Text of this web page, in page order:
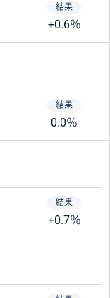
+0.6％
0.0％
+0.7％